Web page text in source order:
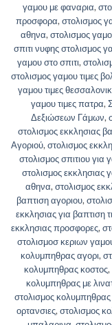
γαμου με φαναρια,
προσφορα,στολισμος
αθηνα,στολισμος
σπιτι νυφης στολισμος
γαμου στο σπιτι,
στολισμος γαμου τιμες
γαμου τιμες
γαμου τιμες πατρα,
Δεξιώσεων Γάμων,
στολισμος εκκλησιας
Αγοριού,στολισμος
στολισμος σπιτιου για
στολισμος εκκλησιας
αθηνα,στολισμος
βαπτιση αγοριου,
εκκλησιας για βαπτιση
εκκλησιας προσφορες,
στολισμοσ κεριων
κολυμπηθρας αγορι,
κολυμπηθρας κοστος,
κολυμπηθρας με
στολισμος κολυμπηθρας
ορτανσιες,στολισμος